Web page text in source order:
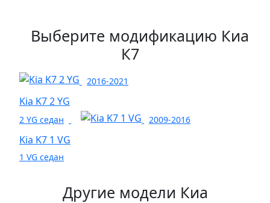
Выберите модификацию Киа
К7
2016-2021
Kia K7 2 YG
2 YG седан 2009-2016
Kia K7 1 VG
1 VG седан
Другие модели Киа